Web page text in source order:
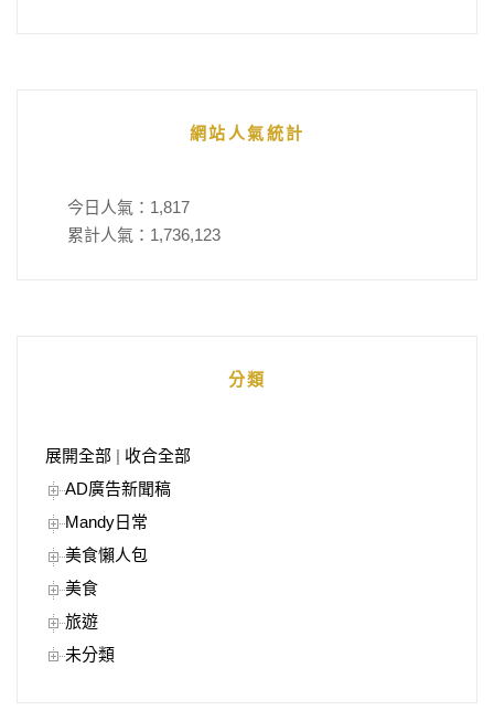
網站人氣統計
今日人氣： 1,817
累計人氣： 1,736,123
分類
展開全部
收合全部
AD廣告新聞稿
Mandy日常
美食懶人包
美食
旅遊
未分類